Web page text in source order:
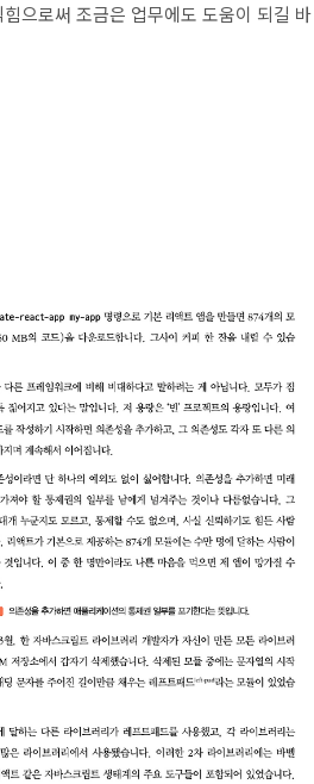
으로써 조금은 업무에도 도움이 되길 바